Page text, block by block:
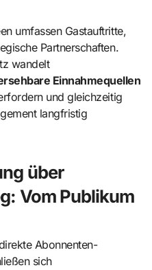
umfassen Gastauftritte,
Partnerschaften.
wandelt
Einnahmequellen
und gleichzeitig
langfristig
über
Vom Publikum
Abonnenten-
sich